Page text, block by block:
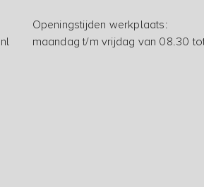
Openingstijden werkplaats:
maandag t/m vrijdag van 08.30